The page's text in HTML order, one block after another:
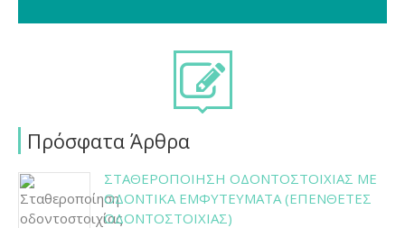
Πρόσφατα Άρθρα
ΣΤΑΘΕΡΟΠΟΊΗΣΗ ΟΔΟΝΤΟΣΤΟΙΧΊΑΣ ΜΕ
ΟΔΟΝΤΙΚΆ ΕΜΦΥΤΕΎΜΑΤΑ (ΕΠΈΝΘΕΤΕΣ
ΟΔΟΝΤΟΣΤΟΙΧΊΑΣ)